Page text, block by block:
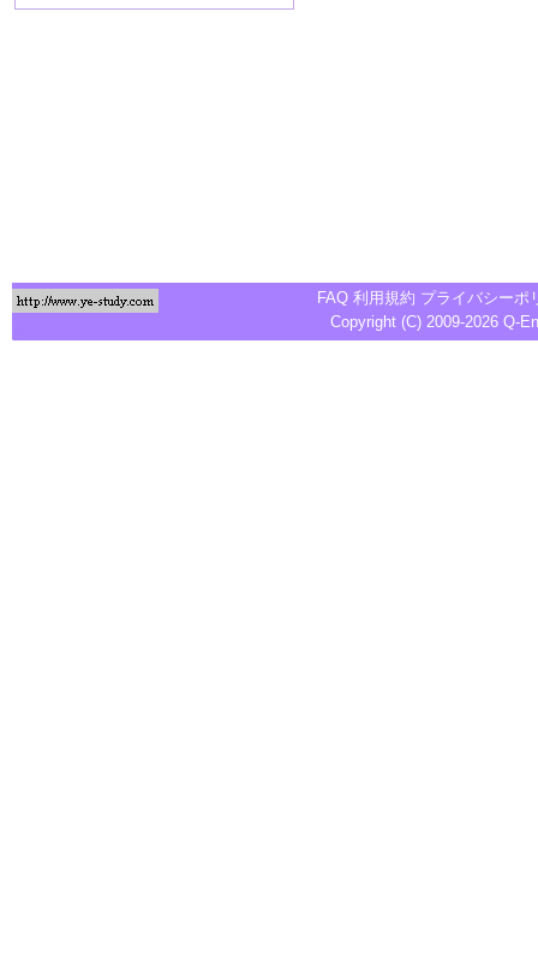
FAQ 利用規約 プライバシーポ
Copyright (C) 2009-2026 Q-